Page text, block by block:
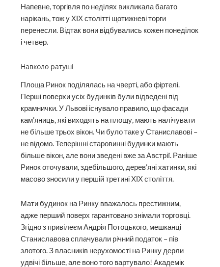
Напевне, торгівля по неділях викликала багато
нарікань, тож у ХІХ столітті щотижневі торги
перенесли. Відтак вони відбувались кожен понеділок
і четвер.
Навколо ратуші
Площа Ринок поділялась на чверті, або фіртелі.
Перші поверхи усіх будинків були відведені під
крамнички. У Львові існувало правило, що фасади
кам’яниць, які виходять на площу, мають налічувати
не більше трьох вікон. Чи було таке у Станиславові –
не відомо. Теперішні старовинні будинки мають
більше вікон, але вони зведені вже за Австрії. Раніше
Ринок оточували, здебільшого, дерев’яні хатинки, які
масово зносили у першій третині ХІХ століття.
Мати будинок на Ринку вважалось престижним,
адже перший поверх гарантовано знімали торговці.
Згідно з привілеєм Андрія Потоцького, мешканці
Станиславова сплачували річний податок – пів
злотого. З власників нерухомості на Ринку дерли
удвічі більше, але воно того вартувало! Академік